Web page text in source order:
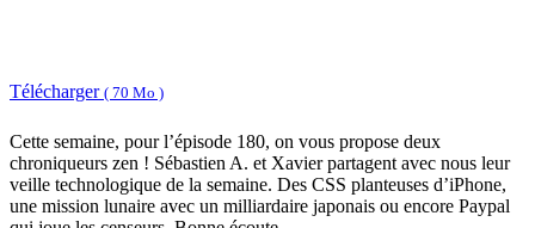
Télécharger ( 70 Mo )
Cette semaine, pour l’épisode 180, on vous propose deux
chroniqueurs zen ! Sébastien A. et Xavier partagent avec nous leur
veille technologique de la semaine. Des CSS planteuses d’iPhone,
une mission lunaire avec un milliardaire japonais ou encore Paypal